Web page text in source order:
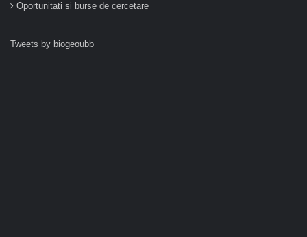
Oportunitati si burse de cercetare
Tweets by biogeoubb